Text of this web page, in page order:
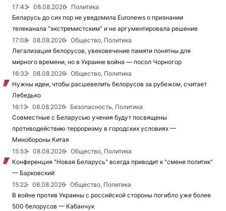
17:43
08.08.2026
Политика
Беларусь до сих пор не уведомила Euronews о признании
телеканала "экстремистским" и не аргументировала решение
17:08
08.08.2026
Общество, Политика
Легализация белорусов, увековечение памяти понятны для
мирного времени, но в Украине война — посол Чорногор
16:32
08.08.2026
Общество, Политика
Нужны идеи, чтобы расшевелить белорусов за рубежом, считает
Лебедько
16:13
08.08.2026
Безопасность, Политика
Совместные с Беларусью учения будут посвящены
противодействию терроризму в городских условиях —
Минобороны Китая
15:53
08.08.2026
Общество, Политика
Конференция "Новая Беларусь" всегда приводит к "смене политик"
— Барковский
15:22
08.08.2026
Общество, Политика
В войне против Украины с российской стороны погибло уже более
500 белорусов — Кабанчук